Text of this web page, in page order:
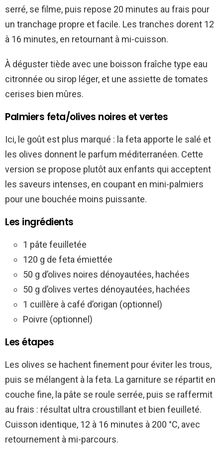
serré, se filme, puis repose 20 minutes au frais pour
un tranchage propre et facile. Les tranches dorent 12
à 16 minutes, en retournant à mi-cuisson.
À déguster tiède avec une boisson fraîche type eau
citronnée ou sirop léger, et une assiette de tomates
cerises bien mûres.
Palmiers feta/olives noires et vertes
Ici, le goût est plus marqué : la feta apporte le salé et
les olives donnent le parfum méditerranéen. Cette
version se propose plutôt aux enfants qui acceptent
les saveurs intenses, en coupant en mini-palmiers
pour une bouchée moins puissante.
Les ingrédients
1 pâte feuilletée
120 g de feta émiettée
50 g d’olives noires dénoyautées, hachées
50 g d’olives vertes dénoyautées, hachées
1 cuillère à café d’origan (optionnel)
Poivre (optionnel)
Les étapes
Les olives se hachent finement pour éviter les trous,
puis se mélangent à la feta. La garniture se répartit en
couche fine, la pâte se roule serrée, puis se raffermit
au frais : résultat ultra croustillant et bien feuilleté.
Cuisson identique, 12 à 16 minutes à 200 °C, avec
retournement à mi-parcours.